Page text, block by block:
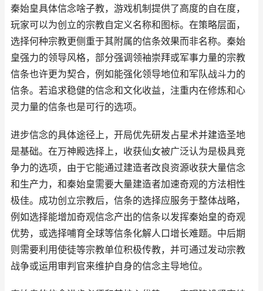
秦始皇具体信念啥子教，游戏机制提供了高度的自在度，
玩家可以为创立的宗教自定义名称和图标。在策略层面，
选择何种宗教更侧重于其附属的信条效果而非名称。秦始
皇强力的领导风格，部分强调领袖崇拜或军事力量的宗教
信条也许更为契合，例如能强化领导地位和军队战斗力的
信条。若追求稳健的信念和文化收益，注重内在修炼和心
灵力量的信条也是可行的选项。
进步信念的具体途径上，开局优先研发占星术并建造圣地
是基础。在万神殿选择上，收获仙女被广泛认为是极具竞
争力的选项，由于它能通过建造者改良资源收获大量信念
和生产力，和秦始皇需要大量建造者加速奇观的方法相性
极佳。成功创立宗教后，信条的选择应服务于整体战略，
例如选择能增加奇观信念产出的信条以发挥秦始皇的奇观
优势，或选择哺育全球等信条化解人口增长难题。中后期
则需要利用使徒等宗教单位积极传教，并可通过发动宗教
战争或运用审判官来维护自身的信念主导地位。